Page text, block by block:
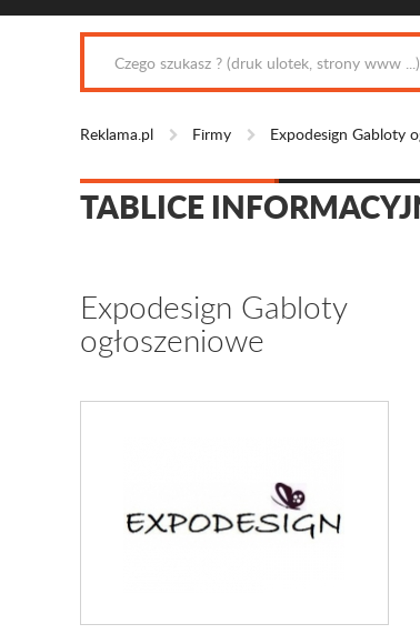
Reklama.pl Firmy Expodesign Gabloty
TABLICE
Expodesign Gabloty
ogłoszeniowe